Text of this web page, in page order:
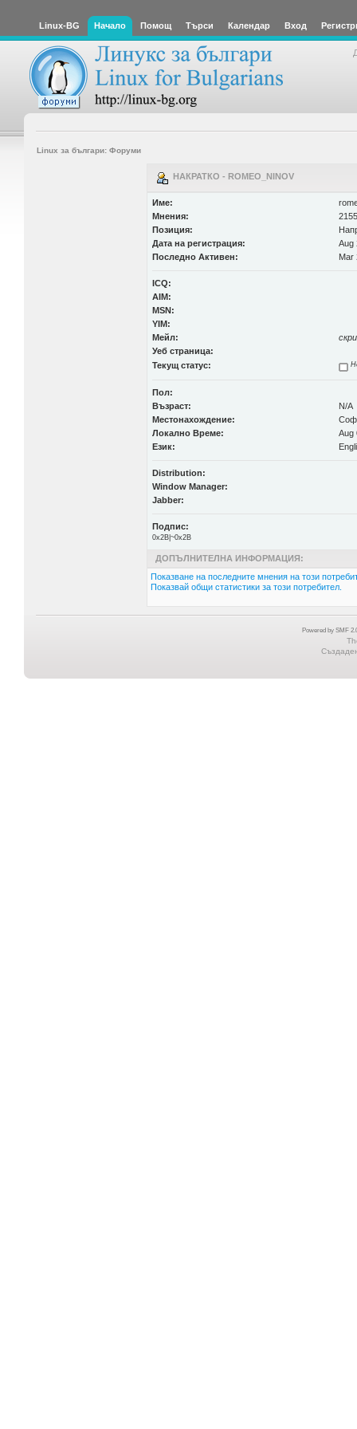
Linux-BG Начало Помощ Търси Календар Вход
Linux за българи: Форуми
НАКРАТКО - ROMEO_NINOV
Име:
Мнения:
Позиция:
Дата на регистрация:
Aug
Последно Активен:
Mar
ICQ:
AIM:
MSN:
YIM:
Мейл:
Уеб страница:
Текущ статус:
Пол:
Възраст:
N/A
Местонахождение:
Локално Време:
Aug
Език:
Distribution:
Window Manager:
Jabber:
Подпис:
0x2B|~0x2B
ДОПЪЛНИТЕЛНА ИНФОРМАЦИЯ:
Показване на последните мнения на този
Показвай общи статистики за този потребител.
Powered by SMF